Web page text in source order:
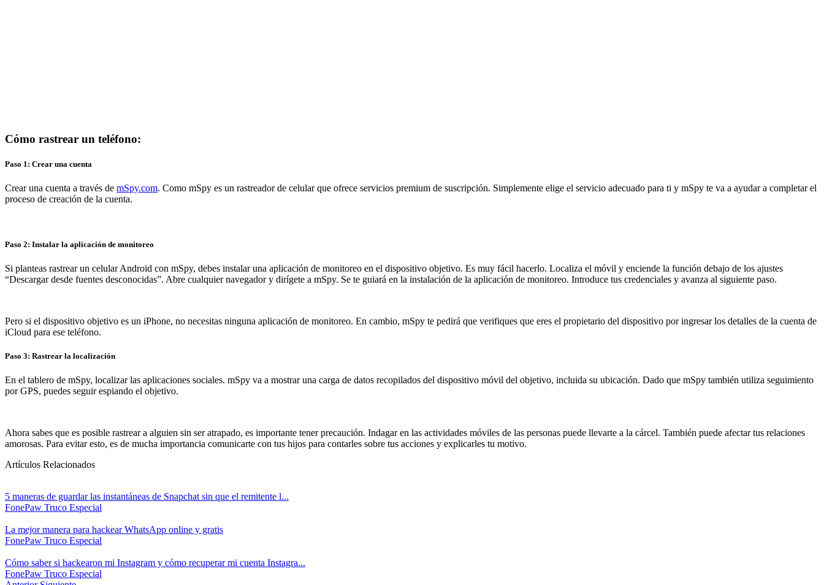
Cómo rastrear un teléfono:
Paso 1: Crear una cuenta
Crear una cuenta a través de mSpy.com. Como mSpy es un rastreador de celular que ofrece servicios premium de suscripción. Simplemente elige el servicio adecuado para ti y mSpy te va a ayudar a completar el
proceso de creación de la cuenta.
Paso 2: Instalar la aplicación de monitoreo
Si planteas rastrear un celular Android con mSpy, debes instalar una aplicación de monitoreo en el dispositivo objetivo. Es muy fácil hacerlo. Localiza el móvil y enciende la función debajo de los ajustes
“Descargar desde fuentes desconocidas”. Abre cualquier navegador y dirígete a mSpy. Se te guiará en la instalación de la aplicación de monitoreo. Introduce tus credenciales y avanza al siguiente paso.
Pero si el dispositivo objetivo es un iPhone, no necesitas ninguna aplicación de monitoreo. En cambio, mSpy te pedirá que verifiques que eres el propietario del dispositivo por ingresar los detalles de la cuenta de
iCloud para ese teléfono.
Paso 3: Rastrear la localización
En el tablero de mSpy, localizar las aplicaciones sociales. mSpy va a mostrar una carga de datos recopilados del dispositivo móvil del objetivo, incluida su ubicación. Dado que mSpy también utiliza seguimiento
por GPS, puedes seguir espiando el objetivo.
Ahora sabes que es posible rastrear a alguien sin ser atrapado, es importante tener precaución. Indagar en las actividades móviles de las personas puede llevarte a la cárcel. También puede afectar tus relaciones
amorosas. Para evitar esto, es de mucha importancia comunicarte con tus hijos para contarles sobre tus acciones y explicarles tu motivo.
Artículos Relacionados
5 maneras de guardar las instantáneas de Snapchat sin que el remitente l...
FonePaw Truco Especial
La mejor manera para hackear WhatsApp online y gratis
FonePaw Truco Especial
Cómo saber si hackearon mi Instagram y cómo recuperar mi cuenta Instagra...
FonePaw Truco Especial